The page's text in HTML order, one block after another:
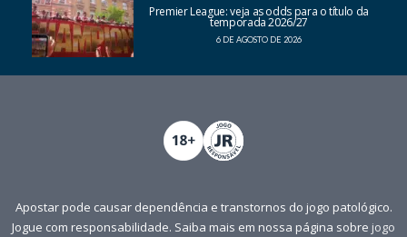
Premier League: veja as odds para o título da
temporada 2026/27
6 DE AGOSTO DE 2026
Apostar pode causar dependência e transtornos do jogo patológico.
Jogue com responsabilidade. Saiba mais em nossa página sobre jogo